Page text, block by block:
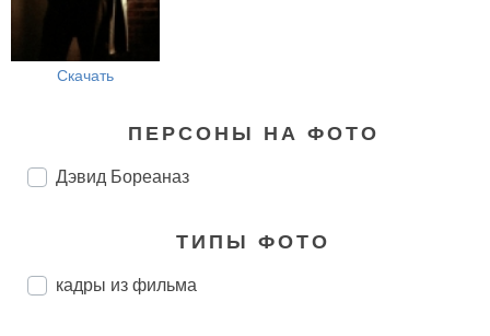
Скачать
ПЕРСОНЫ НА ФОТО
Дэвид Бореаназ
ТИПЫ ФОТО
кадры из фильма